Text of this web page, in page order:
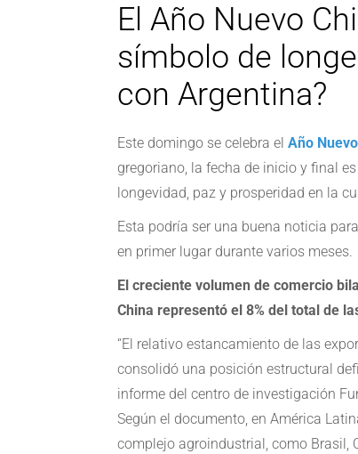
El Año Nuevo
símbolo de
con Argentina?
Este domingo se celebra el Año
gregoriano, la fecha de inicio y final
longevidad, paz y prosperidad en la
Esta podría ser una buena noticia
en primer lugar durante varios meses.
El creciente volumen de comercio
China representó el 8% del total de
“El relativo estancamiento de las
consolidó una posición estructural
informe del centro de investigación
Según el documento, en América
complejo agroindustrial, como Brasil,